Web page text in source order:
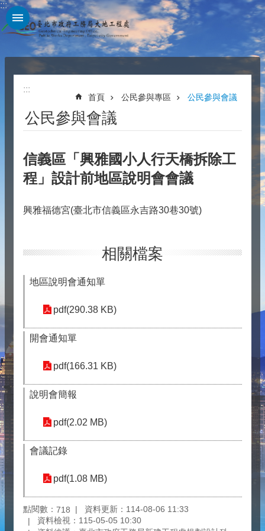
跳到主要內容區塊
:::
:::
首頁 公民參與專區 公民參與會議
公民參與會議
信義區「興雅國小人行天橋拆除工
程」設計前地區說明會會議
興雅福德宮(臺北市信義區永吉路30巷30號)
相關檔案
地區說明會通知單
pdf(290.38 KB)
開會通知單
pdf(166.31 KB)
說明會簡報
pdf(2.02 MB)
會議記錄
pdf(1.08 MB)
點閱數： 718
資料更新：114-08-06 11:33
資料檢視：115-05-05 10:30